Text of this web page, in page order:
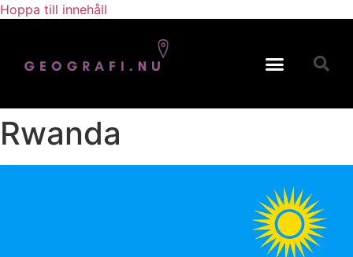
Hoppa till innehåll
Rwanda